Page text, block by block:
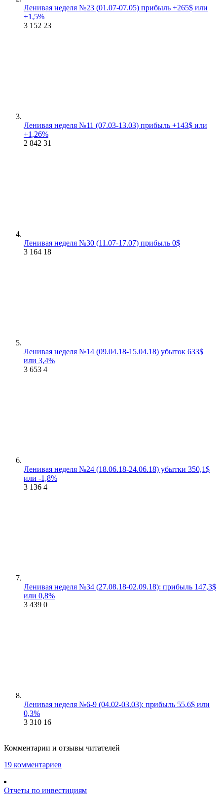
Ленивая неделя №23 (01.07-07.05) прибыль +265$ или
+1,5%
3 152 23
Ленивая неделя №11 (07.03-13.03) прибыль +143$ или
+1,26%
2 842 31
Ленивая неделя №30 (11.07-17.07) прибыль 0$
3 164 18
Ленивая неделя №14 (09.04.18-15.04.18) убыток 633$
или 3,4%
3 653 4
Ленивая неделя №24 (18.06.18-24.06.18) убытки 350,1$
или -1,8%
3 136 4
Ленивая неделя №34 (27.08.18-02.09.18): прибыль 147,3$
или 0,8%
3 439 0
Ленивая неделя №6-9 (04.02-03.03): прибыль 55,6$ или
0,3%
3 310 16
Комментарии и отзывы читателей
19 комментариев
Отчеты по инвестициям